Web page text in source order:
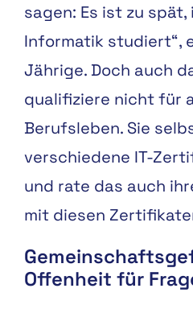
sagen: Es ist zu
Informatik studiert“,
Jährige. Doch auch
qualifiziere nicht für
Berufsleben. Sie
verschiedene IT-
und rate das auch
mit diesen
Offenheit für